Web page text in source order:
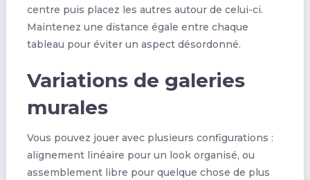
centre puis placez les autres autour de celui-ci.
Maintenez une distance égale entre chaque
tableau pour éviter un aspect désordonné.
Variations de galeries
murales
Vous pouvez jouer avec plusieurs configurations :
alignement linéaire pour un look organisé, ou
assemblement libre pour quelque chose de plus